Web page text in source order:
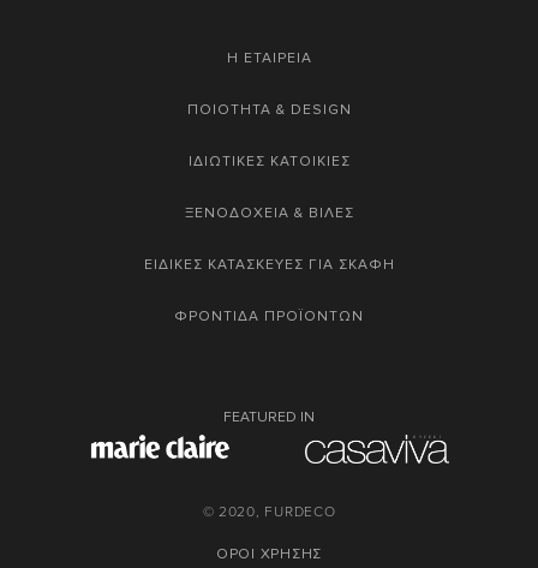
Η ΕΤΑΙΡΕΙΑ
ΠΟΙΟΤΗΤΑ & DESIGN
ΙΔΙΩΤΙΚΕΣ ΚΑΤΟΙΚΙΕΣ
ΞΕΝΟΔΟΧΕΙΑ & ΒΙΛΕΣ
ΕΙΔΙΚΕΣ ΚΑΤΑΣΚΕΥΕΣ ΓΙΑ ΣΚΑΦΗ
ΦΡΟΝΤΙΔΑ ΠΡΟΪΟΝΤΩΝ
FEATURED IN
© 2020, FURDECO
ΟΡΟΙ ΧΡΗΣΗΣ